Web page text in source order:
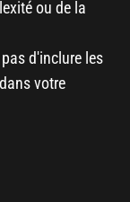
ou de la
d'inclure les
votre